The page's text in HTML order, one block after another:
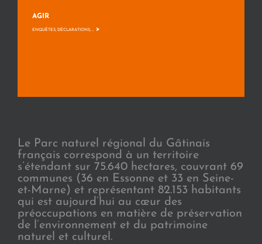
AGIR
ENQUÊTES, DÉCLARATIONS, ... >
Le Parc naturel régional du Gâtinais
français correspond à un territoire
s’étendant sur 75.640 hectares, couvrant 69
communes (36 en Essonne et 33 en Seine-
et-Marne) et représentant 82.153 habitants
qui est aujourd’hui au cœur des
préoccupations en matière de préservation
de l’environnement et du patrimoine
naturel et culturel.